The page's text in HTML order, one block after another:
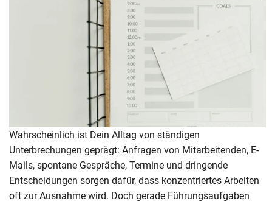
Wahrscheinlich ist Dein Alltag von ständigen
Unterbrechungen geprägt: Anfragen von Mitarbeitenden, E-
Mails, spontane Gespräche, Termine und dringende
Entscheidungen sorgen dafür, dass konzentriertes Arbeiten
oft zur Ausnahme wird. Doch gerade Führungsaufgaben